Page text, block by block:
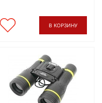
В КОРЗИНУ